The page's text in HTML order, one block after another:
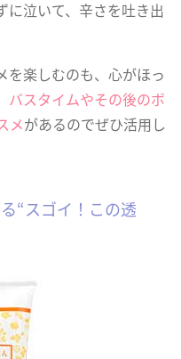
に泣いて、辛さを吐き出
を楽しむのも、心がほっ
バスタイムやその後のボ
メがあるのでぜひ活用し
“スゴイ！この透